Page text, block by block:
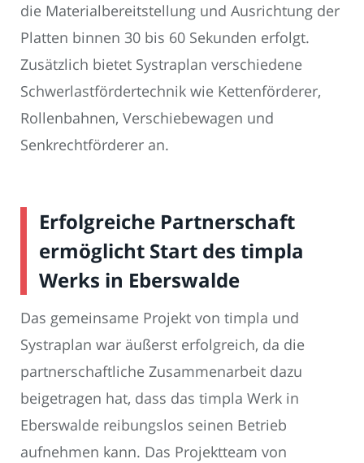
die Materialbereitstellung und Ausrichtung der
Platten binnen 30 bis 60 Sekunden erfolgt.
Zusätzlich bietet Systraplan verschiedene
Schwerlastfördertechnik wie Kettenförderer,
Rollenbahnen, Verschiebewagen und
Senkrechtförderer an.
Erfolgreiche Partnerschaft
ermöglicht Start des timpla
Werks in Eberswalde
Das gemeinsame Projekt von timpla und
Systraplan war äußerst erfolgreich, da die
partnerschaftliche Zusammenarbeit dazu
beigetragen hat, dass das timpla Werk in
Eberswalde reibungslos seinen Betrieb
aufnehmen kann. Das Projektteam von